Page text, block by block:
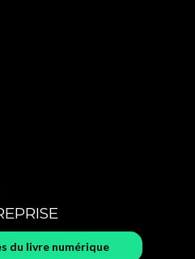
du livre numérique